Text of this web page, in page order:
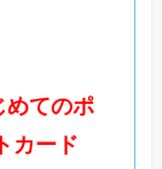
めてのポ
カード